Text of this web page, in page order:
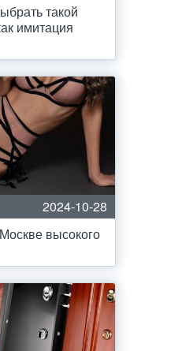
такой
имитация
2024-10-28
высокого